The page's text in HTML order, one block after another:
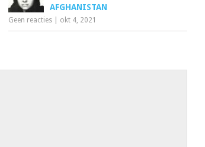
AFGHANISTAN
Geen reacties okt 4, 2021